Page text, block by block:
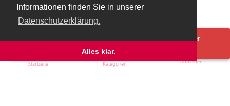
Informationen finden Sie in unserer
Datenschutzerklärung.
Alles klar.
Mehr laden
Ups! Da ist was schief gelaufen. Bitte lade die Seite neu oder
Startseite Kategorien Anmelden